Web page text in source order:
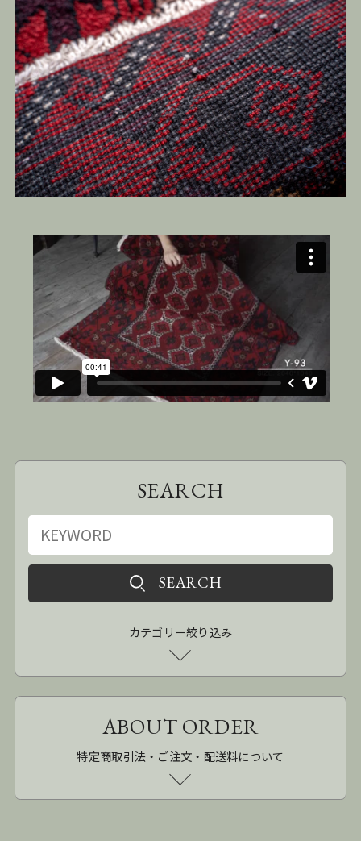
SEARCH
カテゴリー絞り込み
ABOUT ORDER
特定商取引法・ご注文・配送料について